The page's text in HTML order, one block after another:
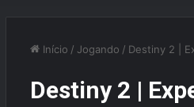
Início / Jogando / Destiny 2 |
Destiny 2 |